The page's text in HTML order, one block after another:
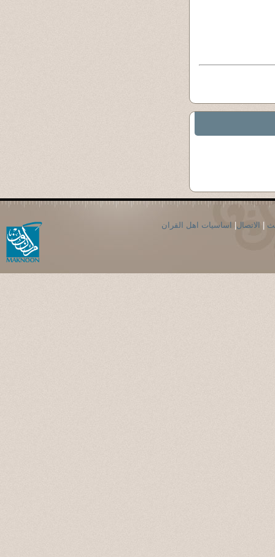
| الاتصال| اساسيات اهل القران